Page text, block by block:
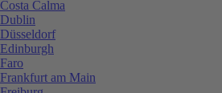
Costa Calma
Dublin
Düsseldorf
Edinburgh
Faro
Frankfurt am Main